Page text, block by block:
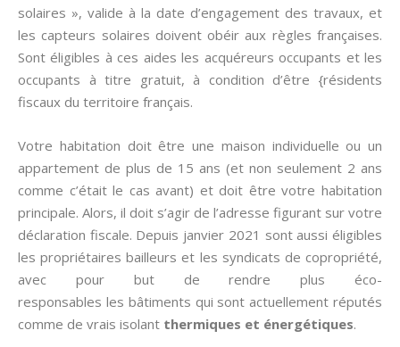
solaires », valide à la date d’engagement des travaux, et
les capteurs solaires doivent obéir aux règles françaises.
Sont éligibles à ces aides les acquéreurs occupants et les
occupants à titre gratuit, à condition d’être {résidents
fiscaux du territoire français.
Votre habitation doit être une maison individuelle ou un
appartement de plus de 15 ans (et non seulement 2 ans
comme c’était le cas avant) et doit être votre habitation
principale. Alors, il doit s’agir de l’adresse figurant sur votre
déclaration fiscale. Depuis janvier 2021 sont aussi éligibles
les propriétaires bailleurs et les syndicats de copropriété,
avec pour but de rendre plus éco-
responsables les bâtiments qui sont actuellement réputés
comme de vrais isolant thermiques et énergétiques.